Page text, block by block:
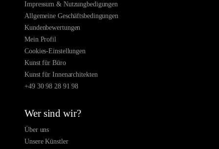
Impressum & Nutzungbedigungen
Allgemeine Geschäftsbedingungen
Kundenbewertungen
Mein Profil
Cookies-Einstellungen
Kunst für Büro
Kunst für Innenarchitekten
+49 30 98 28 91 98
Wer sind wir?
Über uns
Unsere Künstler